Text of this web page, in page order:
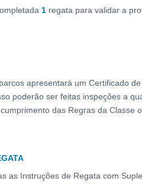
1 regata para validar a
apresentará um Certificado
poderão ser feitas inspeções a
das Regras da Classe
as Instruções de Regata com